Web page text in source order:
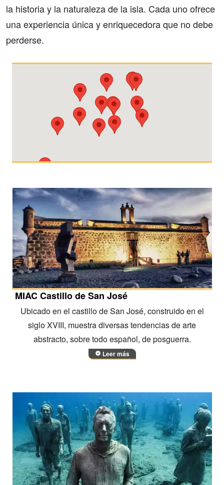
la historia y la naturaleza de la isla. Cada uno ofrece
una experiencia única y enriquecedora que no debe
perderse.
MIAC Castillo de San José
Ubicado en el castillo de San José, construido en el
siglo XVIII, muestra diversas tendencias de arte
abstracto, sobre todo español, de posguerra.
Leer más